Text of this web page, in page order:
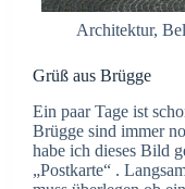
Architektur,
Grüß aus Brügge
Ein paar Tage ist
Brügge sind immer
habe ich dieses Bild
„Postkarte“ .